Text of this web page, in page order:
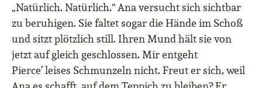
„Natürlich. Natürlich.“ Ana versucht sich sichtbar
zu beruhigen. Sie faltet sogar die Hände im Schoß
und sitzt plötzlich still. Ihren Mund hält sie von
jetzt auf gleich geschlossen. Mir entgeht
Pierce’ leises Schmunzeln nicht. Freut er sich, weil